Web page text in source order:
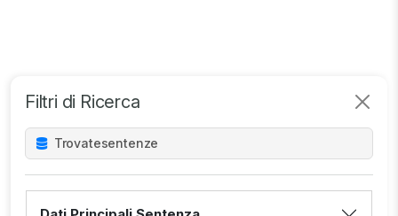
Filtri di Ricerca
Trovatesentenze